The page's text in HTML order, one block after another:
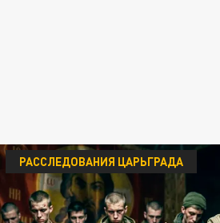
РАССЛЕДОВАНИЯ ЦАРЬГРАДА